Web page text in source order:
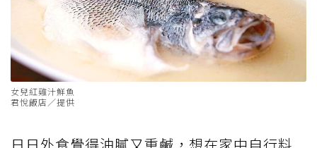
女兒紅雞汁鮮魚
君悅飯店／提供